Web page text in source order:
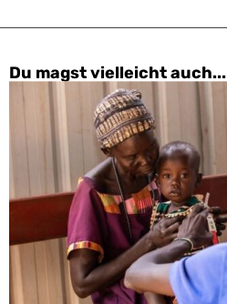
Du magst vielleicht auch...